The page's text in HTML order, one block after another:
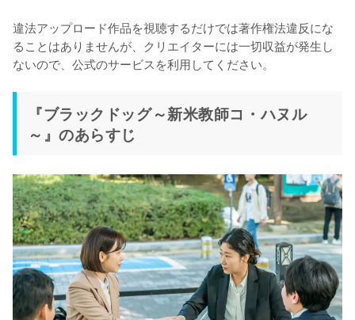
違法アップロード作品を視聴するだけでは著作権法違反にな
ることはありませんが、クリエイターには一切収益が発生し
ないので、公式のサービスを利用してください。
『ブラックドッグ～新米教師コ・ハヌル
～』のあらすじ